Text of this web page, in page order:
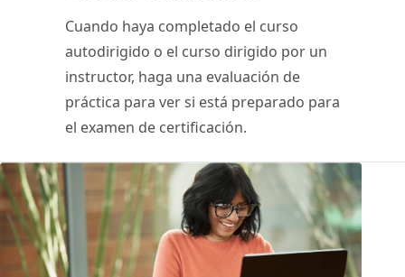
Cuando haya completado el curso
autodirigido o el curso dirigido por un
instructor, haga una evaluación de
práctica para ver si está preparado para
el examen de certificación.